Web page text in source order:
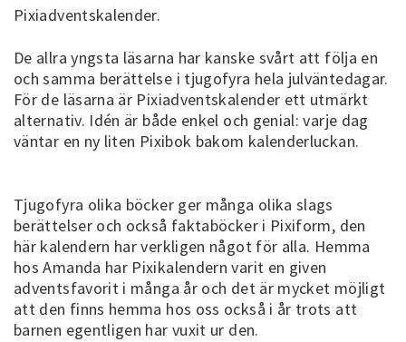
Pixiadventskalender.
De allra yngsta läsarna har kanske svårt att följa en
och samma berättelse i tjugofyra hela julväntedagar.
För de läsarna är Pixiadventskalender ett utmärkt
alternativ. Idén är både enkel och genial: varje dag
väntar en ny liten Pixibok bakom kalenderluckan.
Tjugofyra olika böcker ger många olika slags
berättelser och också faktaböcker i Pixiform, den
här kalendern har verkligen något för alla. Hemma
hos Amanda har Pixikalendern varit en given
adventsfavorit i många år och det är mycket möjligt
att den finns hemma hos oss också i år trots att
barnen egentligen har vuxit ur den.